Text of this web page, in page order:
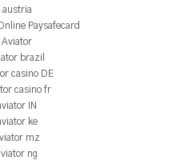
austria
Paysafecard
Aviator
brazil
casino DE
casino fr
IN
ke
mz
ng